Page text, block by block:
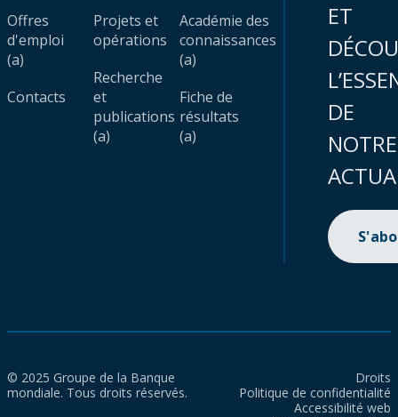
Offres
d'emploi
(a)
Contacts
Projets et
opérations
Recherche
et
publications
(a)
Académie des
connaissances
(a)
Fiche de
résultats
(a)
ET
DE
NOTRE
© 2025 Groupe de la Banque
mondiale. Tous droits réservés.
Droits
Politique de confidentialité
Accessibilité web